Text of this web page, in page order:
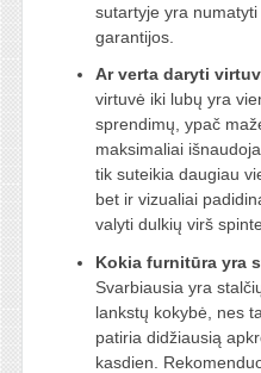
sutartyje yra
garantijos.
Ar verta daryti
virtuvė iki lubų yra
sprendimų, ypač
maksimaliai
tik suteikia daugiau
bet ir vizualiai
valyti dulkių virš
Kokia furnitūra yra
Svarbiausia yra
lankstų kokybė, nes
patiria didžiausią
kasdien.